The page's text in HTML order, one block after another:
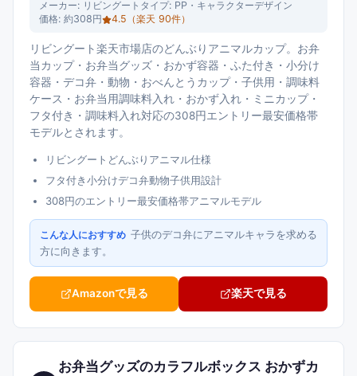
メーカー: リビングート タイプ: PP・キャラクターデザイン
価格: 約308円 4.5 （楽天 90件）
リビングート楽天市場店のどんぶりアニマルカップ。お弁
当カップ・お弁当グッズ・おかず容器・ふた付き・小分け
容器・デコ弁・動物・おべんとうカップ・子供用・調味料
ケース・お弁当用調味料入れ・おかず入れ・ミニカップ・
フタ付き・調味料入れ対応の308円エントリー最安価格帯
モデルとされます。
リビングートどんぶりアニマル仕様
フタ付き小分けデコ弁動物子供用設計
308円のエントリー最安価格帯アニマルモデル
こんな人におすすめ 子供のデコ弁にアニマルキャラを求める
方に向きます。
Amazonで見る 楽天で見る
お弁当グッズのカラフルボックス おかずカ